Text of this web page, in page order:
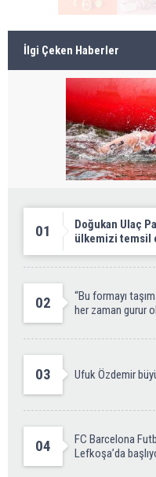
İlgi Çeken Haberler
01
Doğukan Ulaç
ülkemizi temsil
02
“Bu formayı
her zaman gurur
03 Ufuk Özdemir
04
FC Barcelona
Lefkoşa’da